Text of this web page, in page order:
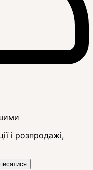
і розпродажі,